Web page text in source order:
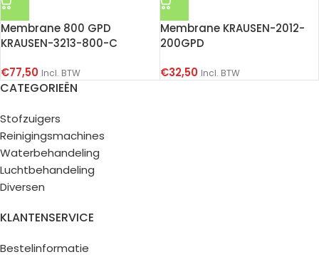
Membrane 800 GPD
KRAUSEN-3213-800-C
€77,50 Incl. BTW
Membrane KRAUSEN-2012-
200GPD
€32,50 Incl. BTW
CATEGORIEËN
Stofzuigers
Reinigingsmachines
Waterbehandeling
Luchtbehandeling
Diversen
KLANTENSERVICE
Bestelinformatie